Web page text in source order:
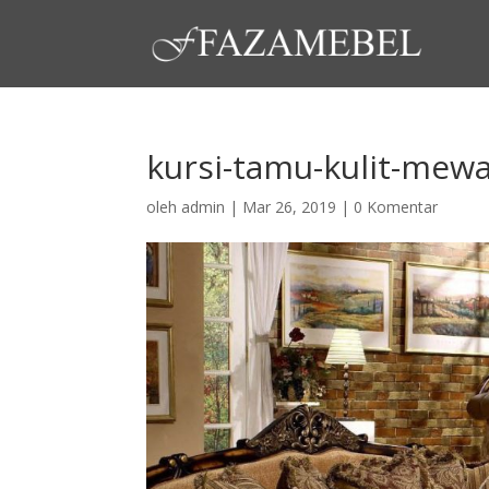
kursi-tamu-kulit-
oleh admin | Mar 26, 2019 | 0 Komentar